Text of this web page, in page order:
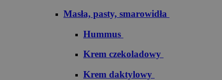
Masła, pasty, smarowidła
Hummus
Krem czekoladowy
Krem daktylowy